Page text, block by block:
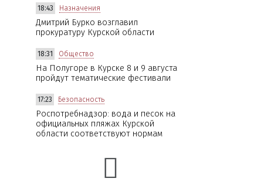
18:43 Назначения
Дмитрий Бурко возглавил
прокуратуру Курской области
18:31 Общество
На Полугоре в Курске 8 и 9 августа
пройдут тематические фестивали
17:23 Безопасность
Роспотребнадзор: вода и песок на
официальных пляжах Курской
области соответствуют нормам